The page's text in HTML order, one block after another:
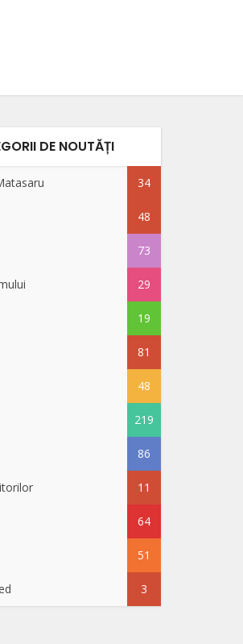
DE NOUTĂȚI
34
48
73
29
19
81
48
219
86
11
64
51
3